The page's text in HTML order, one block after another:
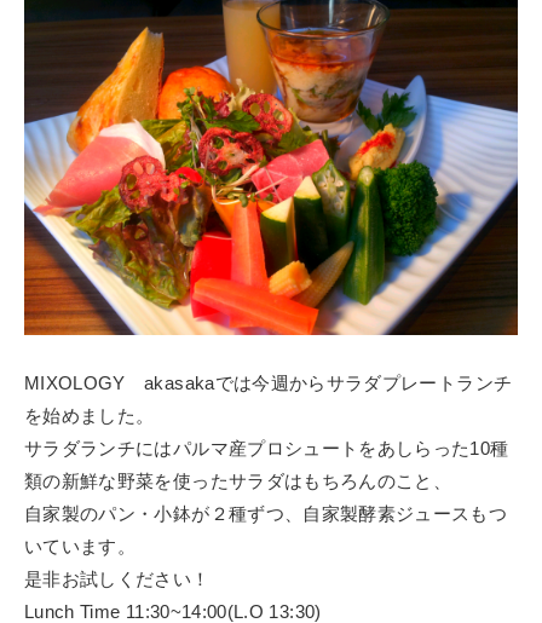
MIXOLOGY akasakaでは今週からサラダプレートランチ
を始めました。
サラダランチにはパルマ産プロシュートをあしらった10種
類の新鮮な野菜を使ったサラダはもちろんのこと、
自家製のパン・小鉢が２種ずつ、自家製酵素ジュースもつ
いています。
是非お試しください！
Lunch Time 11:30~14:00(L.O 13:30)